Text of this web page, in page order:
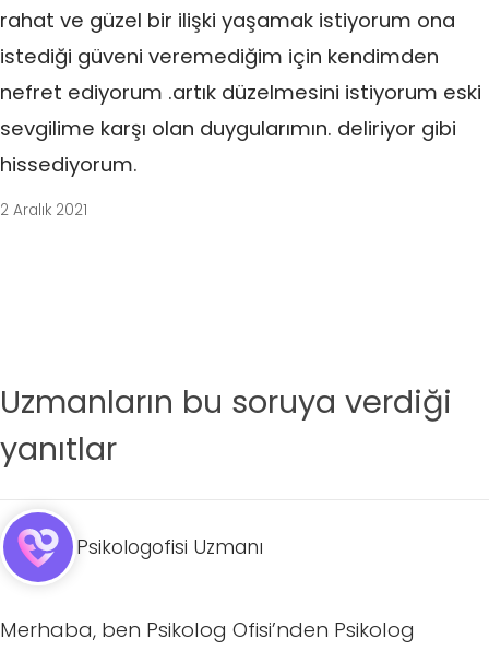
rahat ve güzel bir ilişki yaşamak istiyorum ona
istediği güveni veremediğim için kendimden
nefret ediyorum .artık düzelmesini istiyorum eski
sevgilime karşı olan duygularımın. deliriyor gibi
hissediyorum.
2 Aralık 2021
Uzmanların bu soruya verdiği
yanıtlar
Psikologofisi Uzmanı
Merhaba, ben Psikolog Ofisi’nden Psikolog